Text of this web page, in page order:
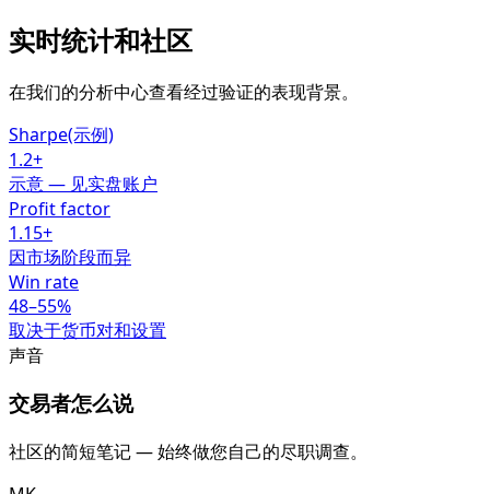
实时统计和社区
在我们的分析中心查看经过验证的表现背景。
Sharpe(示例)
1.2+
示意 — 见实盘账户
Profit factor
1.15+
因市场阶段而异
Win rate
48–55%
取决于货币对和设置
声音
交易者怎么说
社区的简短笔记 — 始终做您自己的尽职调查。